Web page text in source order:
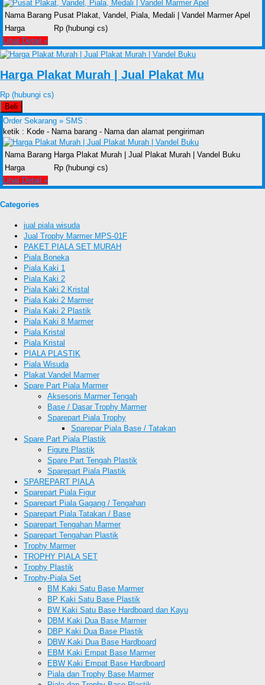
Nama Barang Pusat Plakat, Vandel, Piala, Medali | Vandel Marmer Apel
Harga
Rp (hubungi cs)
Lihat Detail »
Harga Plakat Murah | Jual Plakat Mu
Rp (hubungi cs)
Beli
Order Sekarang » SMS :
ketik : Kode - Nama barang - Nama dan alamat pengiriman
Nama Barang Harga Plakat Murah | Jual Plakat Murah | Vandel Buku
Harga
Rp (hubungi cs)
Lihat Detail »
Categories
jual piala wisuda
Jual Trophy Marmer MPS-01F
PAKET PIALA SET MURAH
Piala Boneka
Piala Kaki 1
Piala Kaki 2
Piala Kaki 2 Kristal
Piala Kaki 2 Marmer
Piala Kaki 2 Plastik
Piala Kaki 8 Marmer
Piala Kristal
Piala Kristal
PIALA PLASTIK
Piala Wisuda
Plakat Vandel Marmer
Spare Part Piala Marmer
Aksesoris Marmer Tengah
Base / Dasar Trophy Marmer
Sparepart Piala Trophy
Sparepar Piala Base / Tatakan
Spare Part Piala Plastik
Figure Plastik
Spare Part Tengah Plastik
Sparepart Piala Plastik
SPAREPART PIALA
Sparepart Piala Figur
Sparepart Piala Gagang / Tengahan
Sparepart Piala Tatakan / Base
Sparepart Tengahan Marmer
Sparepart Tengahan Plastik
Trophy Marmer
TROPHY PIALA SET
Trophy Plastik
Trophy-Piala Set
BM Kaki Satu Base Marmer
BP Kaki Satu Base Plastik
BW Kaki Satu Base Hardboard dan Kayu
DBM Kaki Dua Base Marmer
DBP Kaki Dua Base Plastik
DBW Kaki Dua Base Hardboard
EBM Kaki Empat Base Marmer
EBW Kaki Empat Base Hardboard
Piala dan Trophy Base Marmer